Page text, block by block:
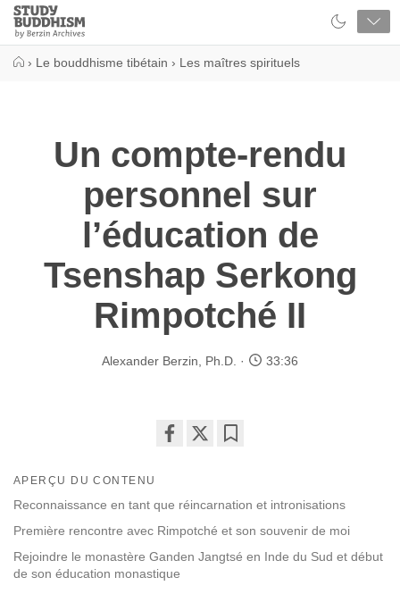
Close
Study
Buddhism
› Le bouddhisme tibétain › Les maîtres spirituels
Un compte-rendu
personnel sur
l’éducation de
Tsenshap Serkong
Rimpotché II
Alexander Berzin, Ph.D. 33:36
facebook
APERÇU DU CONTENU
Reconnaissance en tant que réincarnation et intronisations
Première rencontre avec Rimpotché et son souvenir de moi
Rejoindre le monastère Ganden Jangtsé en Inde du Sud et début
de son éducation monastique